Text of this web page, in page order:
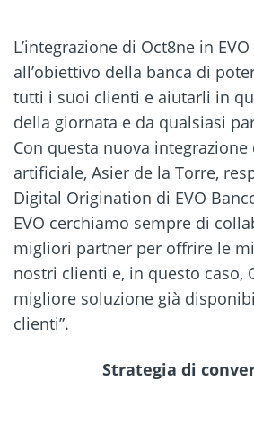
L’integrazione di Oct8ne in
all’obiettivo della banca di
tutti i suoi clienti e aiutarli in
della giornata e da qualsiasi
Con questa nuova integrazione
artificiale, Asier de la Torre,
Digital Origination di EVO
EVO cerchiamo sempre di
migliori partner per offrire le
nostri clienti e, in questo caso,
migliore soluzione già
clienti”.
Strategia di